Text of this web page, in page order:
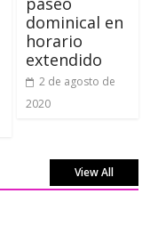
dominical en
horario
extendido
2 de agosto de
2020
View All